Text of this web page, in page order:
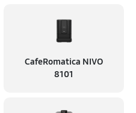
CafeRomatica NIVO
8101